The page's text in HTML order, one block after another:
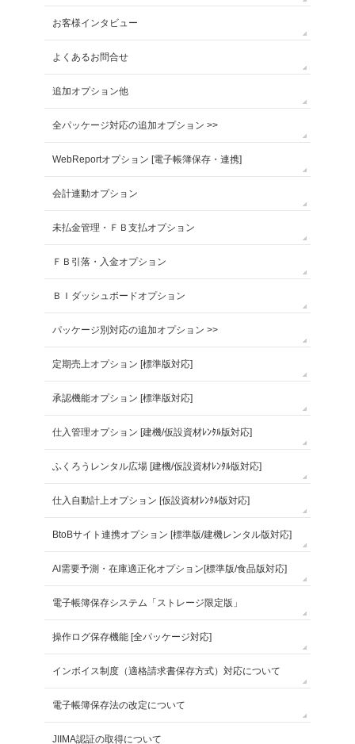
お客様インタビュー
よくあるお問合せ
追加オプション他
全パッケージ対応の追加オプション >>
WebReportオプション [電子帳簿保存・連携]
会計連動オプション
未払金管理・ＦＢ支払オプション
ＦＢ引落・入金オプション
ＢＩダッシュボードオプション
パッケージ別対応の追加オプション >>
定期売上オプション [標準版対応]
承認機能オプション [標準版対応]
仕入管理オプション [建機/仮設資材ﾚﾝﾀﾙ版対応]
ふくろうレンタル広場 [建機/仮設資材ﾚﾝﾀﾙ版対応]
仕入自動計上オプション [仮設資材ﾚﾝﾀﾙ版対応]
BtoBサイト連携オプション [標準版/建機レンタル版対応]
AI需要予測・在庫適正化オプション[標準版/食品版対応]
電子帳簿保存システム「ストレージ限定版」
操作ログ保存機能 [全パッケージ対応]
インボイス制度（適格請求書保存方式）対応について
電子帳簿保存法の改定について
JIIMA認証の取得について